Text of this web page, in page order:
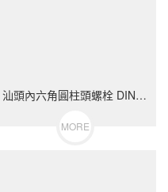
汕頭內六角圓柱頭螺栓 DIN912 不銹鋼（304/316）碳鋼 合金鋼
MORE